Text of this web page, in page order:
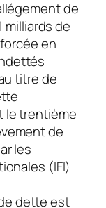
de
milliards de
en
titre de
le trentième
de
les
(IFI)
dette est